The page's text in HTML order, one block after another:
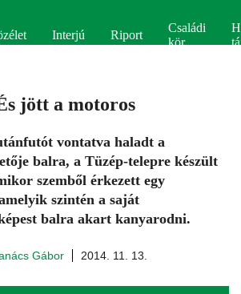
Interjú Riport
Családi
kör
jött a motoros
vontatva haladt a
balra, a Tüzép-telepre készült
szemből érkezett egy
szintén a saját
balra akart kanyarodni.
Gábor 2014. 11. 13.